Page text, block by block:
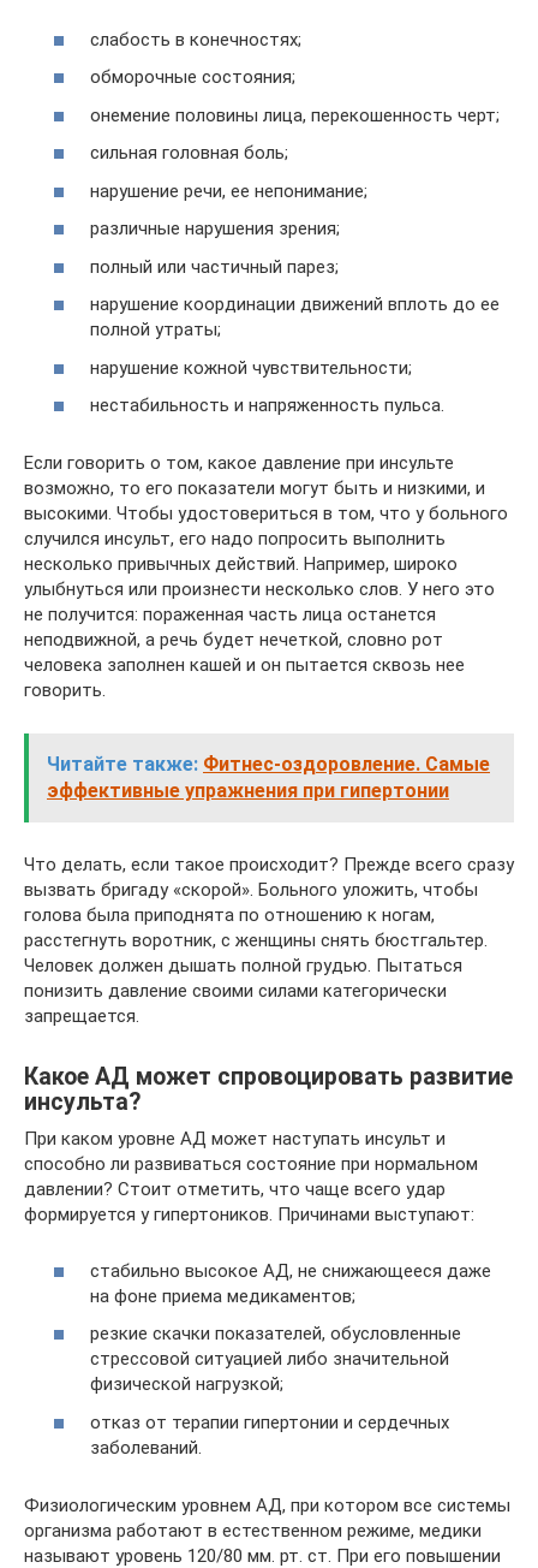
слабость в конечностях;
обморочные состояния;
онемение половины лица, перекошенность черт;
сильная головная боль;
нарушение речи, ее непонимание;
различные нарушения зрения;
полный или частичный парез;
нарушение координации движений вплоть до ее
полной утраты;
нарушение кожной чувствительности;
нестабильность и напряженность пульса.
Если говорить о том, какое давление при инсульте
возможно, то его показатели могут быть и низкими, и
высокими. Чтобы удостовериться в том, что у больного
случился инсульт, его надо попросить выполнить
несколько привычных действий. Например, широко
улыбнуться или произнести несколько слов. У него это
не получится: пораженная часть лица останется
неподвижной, а речь будет нечеткой, словно рот
человека заполнен кашей и он пытается сквозь нее
говорить.
Читайте также: Фитнес-оздоровление. Самые
эффективные упражнения при гипертонии
Что делать, если такое происходит? Прежде всего сразу
вызвать бригаду «скорой». Больного уложить, чтобы
голова была приподнята по отношению к ногам,
расстегнуть воротник, с женщины снять бюстгальтер.
Человек должен дышать полной грудью. Пытаться
понизить давление своими силами категорически
запрещается.
Какое АД может спровоцировать развитие
инсульта?
При каком уровне АД может наступать инсульт и
способно ли развиваться состояние при нормальном
давлении? Стоит отметить, что чаще всего удар
формируется у гипертоников. Причинами выступают:
стабильно высокое АД, не снижающееся даже
на фоне приема медикаментов;
резкие скачки показателей, обусловленные
стрессовой ситуацией либо значительной
физической нагрузкой;
отказ от терапии гипертонии и сердечных
заболеваний.
Физиологическим уровнем АД, при котором все системы
организма работают в естественном режиме, медики
называют уровень 120/80 мм. рт. ст. При его повышении